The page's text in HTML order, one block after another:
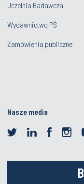
Uczelnia Badawcza
Wydawnictwo PŚ
Zamówienia publiczne
Nasze media